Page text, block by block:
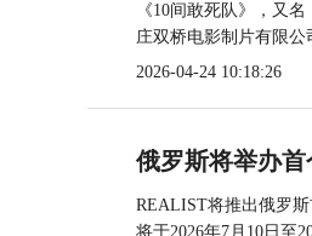
《10间敢死队》，又
庄双桥电影制片有限
2026-04-24 10:18:26
俄罗斯将举办
REALIST将推出俄罗
将于2026年7月10日至